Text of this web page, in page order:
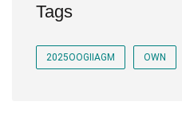
Tags
2025OOGIIAGM OWN